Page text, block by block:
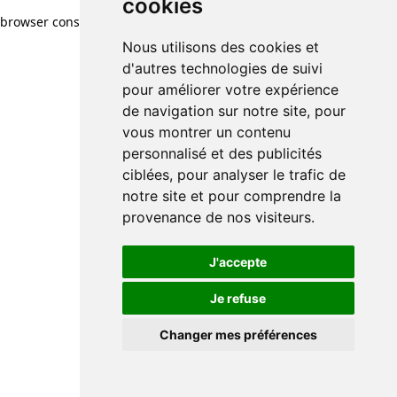
cookies
Nous utilisons des cookies et
d'autres technologies de suivi
pour améliorer votre expérience
de navigation sur notre site, pour
vous montrer un contenu
personnalisé et des publicités
ciblées, pour analyser le trafic de
notre site et pour comprendre la
provenance de nos visiteurs.
J'accepte
Je refuse
Changer mes préférences
browser console for more information)